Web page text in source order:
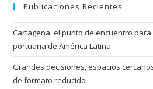
Publicaciones Recientes
Cartagena: el punto de encuentro
portuaria de América Latina
Grandes decisiones, espacios
de formato reducido